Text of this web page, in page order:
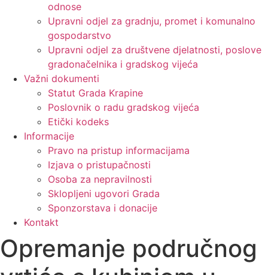
odnose
Upravni odjel za gradnju, promet i komunalno
gospodarstvo
Upravni odjel za društvene djelatnosti, poslove
gradonačelnika i gradskog vijeća
Važni dokumenti
Statut Grada Krapine
Poslovnik o radu gradskog vijeća
Etički kodeks
Informacije
Pravo na pristup informacijama
Izjava o pristupačnosti
Osoba za nepravilnosti
Sklopljeni ugovori Grada
Sponzorstava i donacije
Kontakt
Opremanje područnog